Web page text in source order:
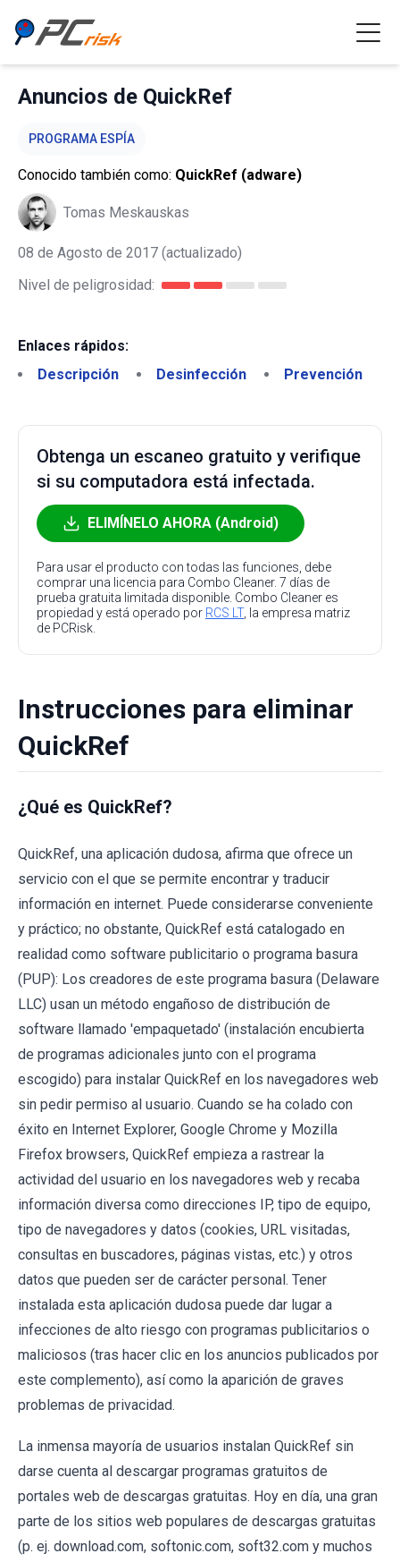
Anuncios de QuickRef
PROGRAMA ESPÍA
Conocido también como: QuickRef (adware)
Tomas Meskauskas
08 de Agosto de 2017 (actualizado)
Nivel de peligrosidad:
Enlaces rápidos:
Descripción
Desinfección Prevención
Obtenga un escaneo gratuito y verifique
si su computadora está infectada.
ELIMÍNELO AHORA (Android)
Para usar el producto con todas las funciones, debe
comprar una licencia para Combo Cleaner. 7 días de
prueba gratuita limitada disponible. Combo Cleaner es
propiedad y está operado por RCS LT, la empresa matriz
de PCRisk.
Instrucciones para eliminar
QuickRef
¿Qué es QuickRef?
QuickRef, una aplicación dudosa, afirma que ofrece un
servicio con el que se permite encontrar y traducir
información en internet. Puede considerarse conveniente
y práctico; no obstante, QuickRef está catalogado en
realidad como software publicitario o programa basura
(PUP): Los creadores de este programa basura (Delaware
LLC) usan un método engañoso de distribución de
software llamado 'empaquetado' (instalación encubierta
de programas adicionales junto con el programa
escogido) para instalar QuickRef en los navegadores web
sin pedir permiso al usuario. Cuando se ha colado con
éxito en Internet Explorer, Google Chrome y Mozilla
Firefox browsers, QuickRef empieza a rastrear la
actividad del usuario en los navegadores web y recaba
información diversa como direcciones IP, tipo de equipo,
tipo de navegadores y datos (cookies, URL visitadas,
consultas en buscadores, páginas vistas, etc.) y otros
datos que pueden ser de carácter personal. Tener
instalada esta aplicación dudosa puede dar lugar a
infecciones de alto riesgo con programas publicitarios o
maliciosos (tras hacer clic en los anuncios publicados por
este complemento), así como la aparición de graves
problemas de privacidad.
La inmensa mayoría de usuarios instalan QuickRef sin
darse cuenta al descargar programas gratuitos de
portales web de descargas gratuitas. Hoy en día, una gran
parte de los sitios web populares de descargas gratuitas
(p. ej. download.com, softonic.com, soft32.com y muchos